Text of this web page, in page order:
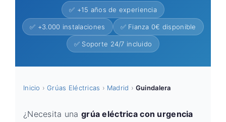
✅ +15 años de experiencia
✅ +3.000 instalaciones ✅ Fianza 0€ disponible
✅ Soporte 24/7 incluido
Inicio › Grúas Eléctricas › Madrid › Guindalera
¿Necesita una grúa eléctrica con urgencia